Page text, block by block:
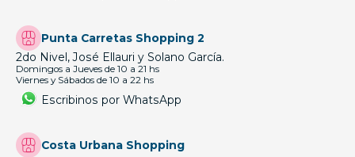
Punta Carretas Shopping 2
2do Nivel, José Ellauri y Solano García.
Domingos a Jueves de 10 a 21 hs
Viernes y Sábados de 10 a 22 hs
Escribinos por WhatsApp
Costa Urbana Shopping